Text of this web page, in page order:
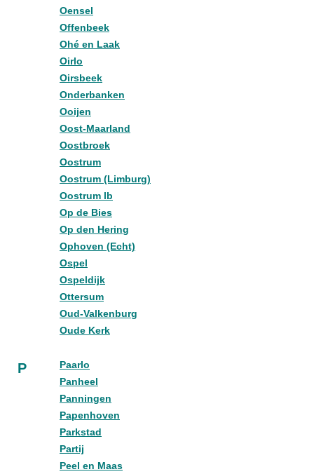
Oensel
Offenbeek
Ohé en Laak
Oirlo
Oirsbeek
Onderbanken
Ooijen
Oost-Maarland
Oostbroek
Oostrum
Oostrum (Limburg)
Oostrum lb
Op de Bies
Op den Hering
Ophoven (Echt)
Ospel
Ospeldijk
Ottersum
Oud-Valkenburg
Oude Kerk
P
Paarlo
Panheel
Panningen
Papenhoven
Parkstad
Partij
Peel en Maas